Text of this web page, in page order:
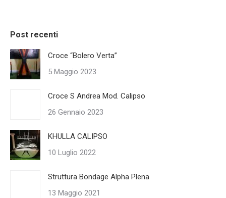
Post recenti
Croce “Bolero Verta”
5 Maggio 2023
Croce S Andrea Mod. Calipso
26 Gennaio 2023
KHULLA CALIPSO
10 Luglio 2022
Struttura Bondage Alpha Plena
13 Maggio 2021